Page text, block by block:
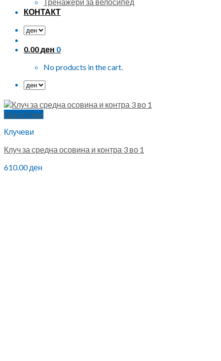
КОНТАКТ
0.00 ден 0
No products in the cart.
Quick View
Клучеви
Клуч за средна осовина и контра 3 во 1
610.00ден